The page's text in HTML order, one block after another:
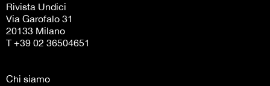
Rivista Undici
Via Garofalo 31
20133 Milano
T +39 02 36504651
Chi siamo